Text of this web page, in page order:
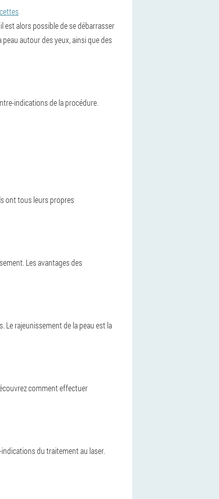
est alors possible de se débarrasser
autour des yeux, ainsi que des
indications de la procédure.
ont tous leurs propres
Les avantages des
rajeunissement de la peau est la
comment effectuer
du traitement au laser.